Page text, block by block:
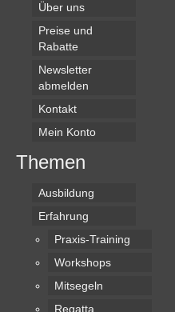
Über uns
Preise und
Rabatte
Newsletter
abmelden
Kontakt
Mein Konto
Themen
Ausbildung
Erfahrung
Praxis-Training
Workshops
Mitsegeln
Regatta